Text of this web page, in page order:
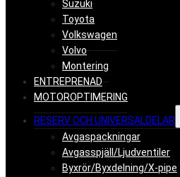
Suzuki
Toyota
Volkswagen
Volvo
Montering
ENTREPRENAD
MOTOROPTIMERING
RESERV OCH UNIVERSALDELAR
Avgaspackningar
Avgasspjäll/Ljudventiler
Byxrör/Byxdelning/X-pipe